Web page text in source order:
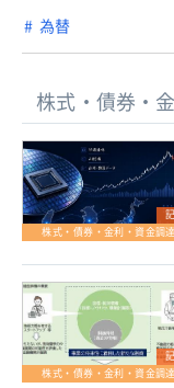
為替
株式・債券・
株式・債券・金利・資金調達
株式・債券・金利・資金調達